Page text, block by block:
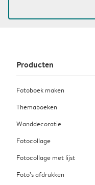
Producten
Fotoboek maken
Themaboeken
Wanddecoratie
Fotocollage
Fotocollage met lijst
Foto’s afdrukken